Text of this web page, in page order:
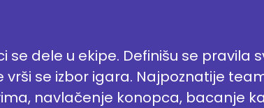
se dele u ekipe. Definišu se pravila
vrši se izbor igara. Najpoznatije
navlačenje konopca, bacanje